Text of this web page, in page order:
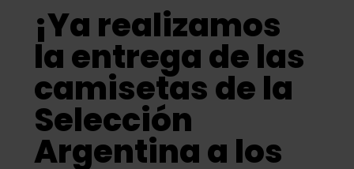
¡Ya realizamos
la entrega de las
camisetas de la
Selección
Argentina a los